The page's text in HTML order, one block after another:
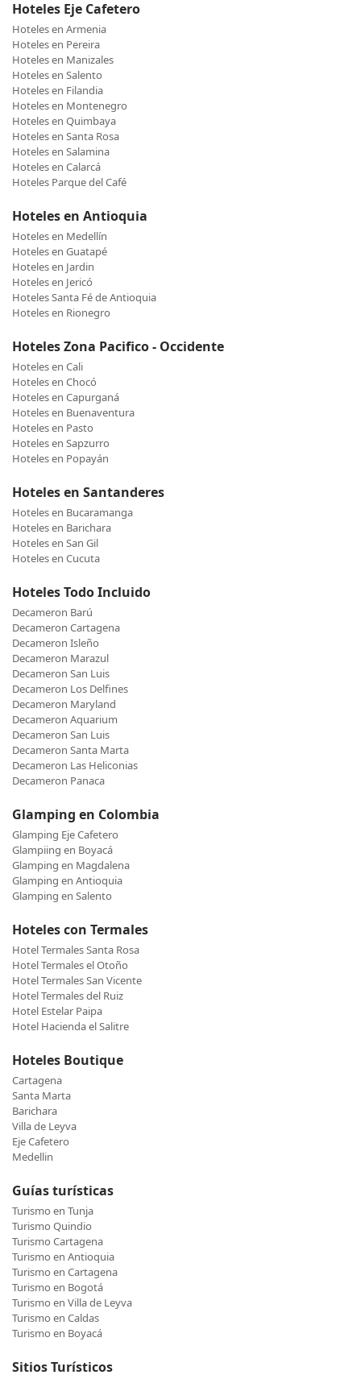
Hoteles Eje Cafetero
Hoteles en Armenia
Hoteles en Pereira
Hoteles en Manizales
Hoteles en Salento
Hoteles en Filandia
Hoteles en Montenegro
Hoteles en Quimbaya
Hoteles en Santa Rosa
Hoteles en Salamina
Hoteles en Calarcá
Hoteles Parque del Café
Hoteles en Antioquia
Hoteles en Medellín
Hoteles en Guatapé
Hoteles en Jardin
Hoteles en Jericó
Hoteles Santa Fé de Antioquia
Hoteles en Rionegro
Hoteles Zona Pacifico - Occidente
Hoteles en Cali
Hoteles en Chocó
Hoteles en Capurganá
Hoteles en Buenaventura
Hoteles en Pasto
Hoteles en Sapzurro
Hoteles en Popayán
Hoteles en Santanderes
Hoteles en Bucaramanga
Hoteles en Barichara
Hoteles en San Gil
Hoteles en Cucuta
Hoteles Todo Incluido
Decameron Barú
Decameron Cartagena
Decameron Isleño
Decameron Marazul
Decameron San Luis
Decameron Los Delfines
Decameron Maryland
Decameron Aquarium
Decameron San Luis
Decameron Santa Marta
Decameron Las Heliconias
Decameron Panaca
Glamping en Colombia
Glamping Eje Cafetero
Glampiing en Boyacá
Glamping en Magdalena
Glamping en Antioquia
Glamping en Salento
Hoteles con Termales
Hotel Termales Santa Rosa
Hotel Termales el Otoño
Hotel Termales San Vicente
Hotel Termales del Ruiz
Hotel Estelar Paipa
Hotel Hacienda el Salitre
Hoteles Boutique
Cartagena
Santa Marta
Barichara
Villa de Leyva
Eje Cafetero
Medellin
Guías turísticas
Turismo en Tunja
Turismo Quindio
Turismo Cartagena
Turismo en Antioquia
Turismo en Cartagena
Turismo en Bogotá
Turismo en Villa de Leyva
Turismo en Caldas
Turismo en Boyacá
Sitios Turísticos